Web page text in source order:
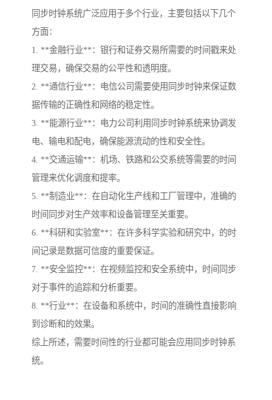
同步时钟系统广泛应用于多个行业，主要包括以下几个
方面：
1. **金融行业**：银行和证券交易所需要的时间戳来处
理交易，确保交易的公平性和透明度。
2. **通信行业**：电信公司需要使用同步时钟来保证数
据传输的正确性和网络的稳定性。
3. **能源行业**：电力公司利用同步时钟系统来协调发
电、输电和配电，确保能源流动的性和安全性。
4. **交通运输**：机场、铁路和公交系统等需要的时间
管理来优化调度和提率。
5. **制造业**：在自动化生产线和工厂管理中，准确的
时间同步对生产效率和设备管理至关重要。
6. **科研和实验室**：在许多科学实验和研究中，的时
间记录是数据可信度的重要保证。
7. **安全监控**：在视频监控和安全系统中，时间同步
对于事件的追踪和分析重要。
8. **行业**：在设备和系统中，时间的准确性直接影响
到诊断和的效果。
综上所述，需要时间性的行业都可能会应用同步时钟系
统。